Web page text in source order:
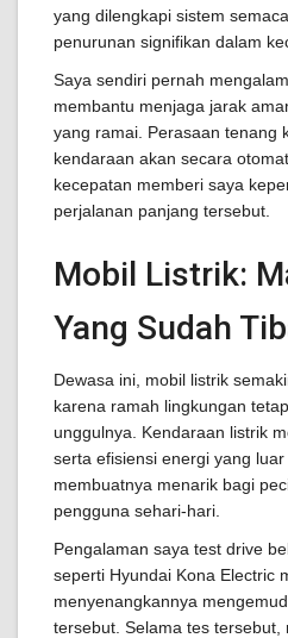
yang dilengkapi sistem
penurunan signifikan dalam
Saya sendiri pernah
membantu menjaga jarak
yang ramai. Perasaan tenang
kendaraan akan secara
kecepatan memberi saya
perjalanan panjang tersebut.
Mobil Listrik:
Yang Sudah
Dewasa ini, mobil listrik
karena ramah lingkungan
unggulnya. Kendaraan listrik
serta efisiensi energi yang
membuatnya menarik bagi
pengguna sehari-hari.
Pengalaman saya test drive
seperti Hyundai Kona Electric
menyenangkannya
tersebut. Selama tes tersebut,